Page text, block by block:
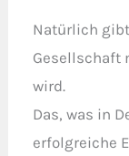
Natürlich
Gesellschaft
wird.
Das, was in
erfolgreiche